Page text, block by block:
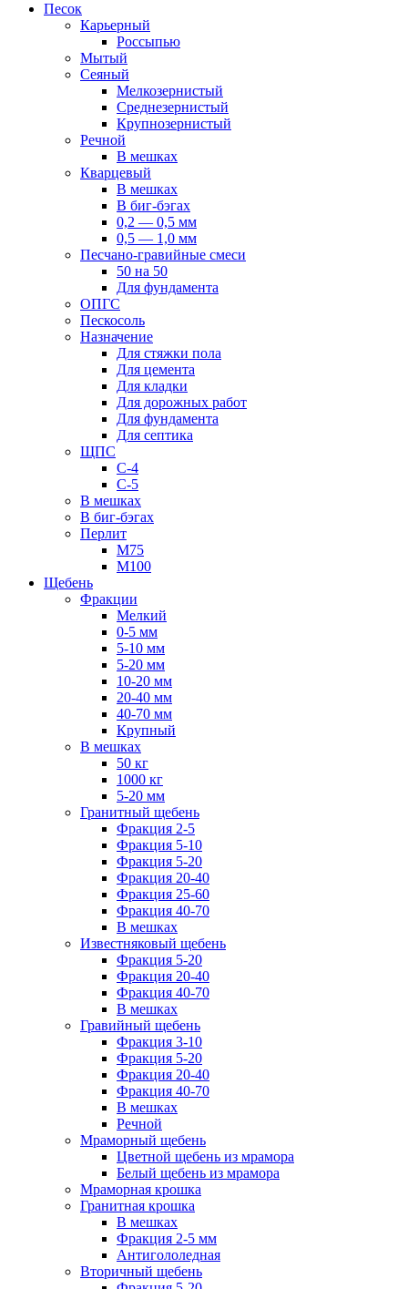
Песок
Карьерный
Россыпью
Мытый
Сеяный
Мелкозернистый
Среднезернистый
Крупнозернистый
Речной
В мешках
Кварцевый
В мешках
В биг-бэгах
0,2 — 0,5 мм
0,5 — 1,0 мм
Песчано-гравийные смеси
50 на 50
Для фундамента
ОПГС
Пескосоль
Назначение
Для стяжки пола
Для цемента
Для кладки
Для дорожных работ
Для фундамента
Для септика
ЩПС
С-4
С-5
В мешках
В биг-бэгах
Перлит
М75
М100
Щебень
Фракции
Мелкий
0-5 мм
5-10 мм
5-20 мм
10-20 мм
20-40 мм
40-70 мм
Крупный
В мешках
50 кг
1000 кг
5-20 мм
Гранитный щебень
Фракция 2-5
Фракция 5-10
Фракция 5-20
Фракция 20-40
Фракция 25-60
Фракция 40-70
В мешках
Известняковый щебень
Фракция 5-20
Фракция 20-40
Фракция 40-70
В мешках
Гравийный щебень
Фракция 3-10
Фракция 5-20
Фракция 20-40
Фракция 40-70
В мешках
Речной
Мраморный щебень
Цветной щебень из мрамора
Белый щебень из мрамора
Мраморная крошка
Гранитная крошка
В мешках
Фракция 2-5 мм
Антигололедная
Вторичный щебень